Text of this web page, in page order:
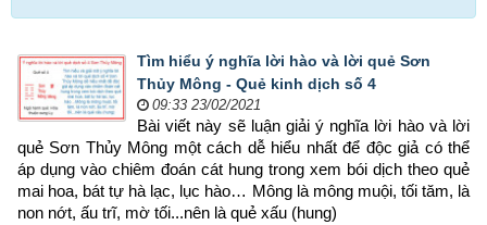
Tìm hiểu ý nghĩa lời hào và lời quẻ Sơn
Thủy Mông - Quẻ kinh dịch số 4
09:33 23/02/2021
Bài viết này sẽ luận giải ý nghĩa lời hào và lời
quẻ Sơn Thủy Mông một cách dễ hiểu nhất để độc giả có thể
áp dụng vào chiêm đoán cát hung trong xem bói dịch theo quẻ
mai hoa, bát tự hà lạc, lục hào… Mông là mông muội, tối tăm, là
non nớt, ấu trĩ, mờ tối...nên là quẻ xấu (hung)